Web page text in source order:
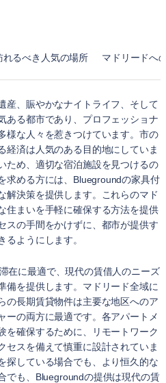
れるべき人気の場所 マドリードへ
産、賑やかなナイトライフ、そして
ある都市であり、プロフェッショナ
様な人々を惹きつけています。市の
経済は人気のある目的地にしていま
ため、適切な宿泊施設を見つけるの
求める方には、Bluegroundの家具付
解決策を提供します。これらのマド
住まいを手軽に確保する方法を提供
スの手間をかけずに、都市が提供す
るようにします。
在に最適で、現代の賃借人のニーズ
備を提供します。マドリード全域に
の長期賃貸物件は主要な地区へのア
ーの両方に最適です。各アパートメ
を確保するために、リモートワーク
セスを備えて慎重に設計されていま
探している場合でも、より恒久的な
でも、Bluegroundの提供は現代の賃